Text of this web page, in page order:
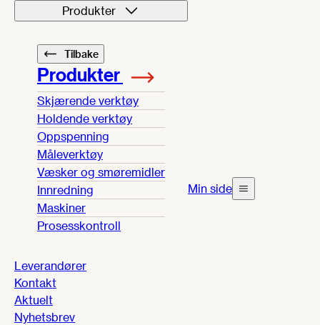
Produkter
Tilbake
Produkter
Skjærende verktøy
Holdende verktøy
Oppspenning
Måleverktøy
Væsker og smøremidler
Innredning
Maskiner
Prosesskontroll
Leverandører
Kontakt
Aktuelt
Nyhetsbrev
Min side